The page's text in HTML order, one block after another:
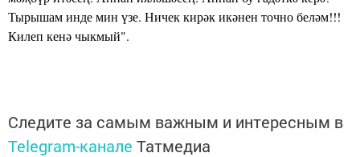
Тырышам инде мин үзе. Ничек кирәк икәнен точно беләм!!!
Килеп кенә чыкмый".
Следите за самым важным и интересным в
Telegram-канале Татмедиа